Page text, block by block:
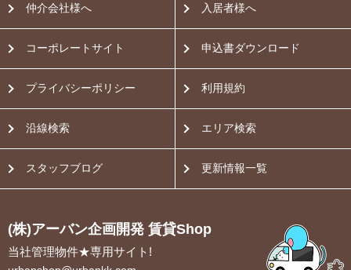
仲介会社様へ 入居者様へ
コーポレートサイト 申込書ダウンロード
プライバシーポリシー 利用規約
沿線検索 エリア検索
スタッフブログ 更新情報一覧
(株)アーバン企画開発 賃貸Shop
当社管理物件★専用サイト!